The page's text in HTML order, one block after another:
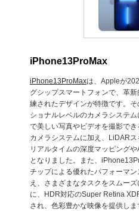
iPhone13ProMax
iPhone13ProMaxは、Appleが
グシップスマートフォンで、革
練されたデザインが特徴です。
ショナルレベルのカメラシステ
で美しい写真やビデオを撮影で
カメラシステムに加え、LiDARス
リアルタイムの深度マッピング
となりました。また、
チップによる優れたパフォーマ
え、さまざまなタスクをスムー
に、HDR対応のSuper Retina
され、色彩豊かな映像を提供しま